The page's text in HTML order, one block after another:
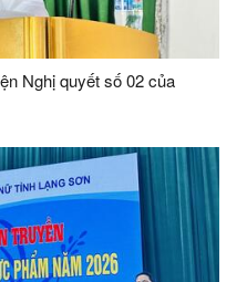
Nghị quyết số 02 của